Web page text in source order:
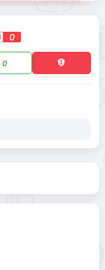
0
0